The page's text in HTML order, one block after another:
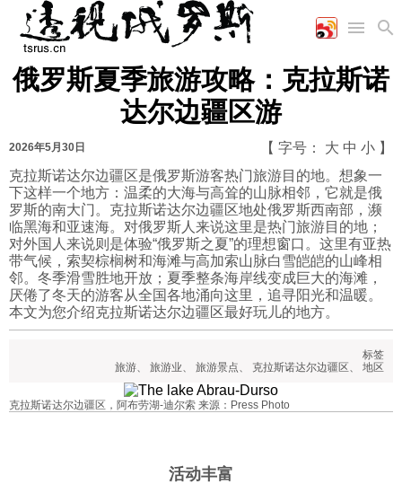
首页
国际
时政
军事
陆军
军事合作
评论
工业
能源
农业
美食
娱乐
漫画
视频
图表
俄罗斯夏季旅游攻略：克拉斯诺
达尔边疆区游
2026年5月30日 【 字号： 大 中 小 】
克拉斯诺达尔边疆区是俄罗斯游客热门旅游目的地。想象一
下这样一个地方：温柔的大海与高耸的山脉相邻，它就是俄
罗斯的南大门。克拉斯诺达尔边疆区地处俄罗斯西南部，濒
临黑海和亚速海。对俄罗斯人来说这里是热门旅游目的地；
对外国人来说则是体验“俄罗斯之夏”的理想窗口。这里有亚热
带气候，索契棕榈树和海滩与高加索山脉白雪皑皑的山峰相
邻。冬季滑雪胜地开放；夏季整条海岸线变成巨大的海滩，
厌倦了冬天的游客从全国各地涌向这里，追寻阳光和温暖。
本文为您介绍克拉斯诺达尔边疆区最好玩儿的地方。
标签
旅游、 旅游业、 旅游景点、 克拉斯诺达尔边疆区、 地区
克拉斯诺达尔边疆区，阿布劳湖-迪尔索 来源：Press Photo
活动丰富